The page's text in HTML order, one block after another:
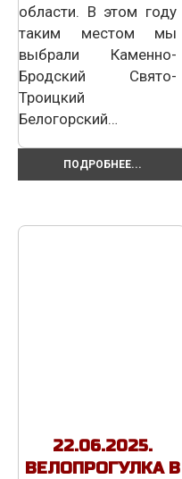
области. В этом году
таким местом мы
выбрали Каменно-
Бродский Свято-
Троицкий
Белогорский…
ПОДРОБНЕЕ...
22.06.2025.
ВЕЛОПРОГУЛКА В